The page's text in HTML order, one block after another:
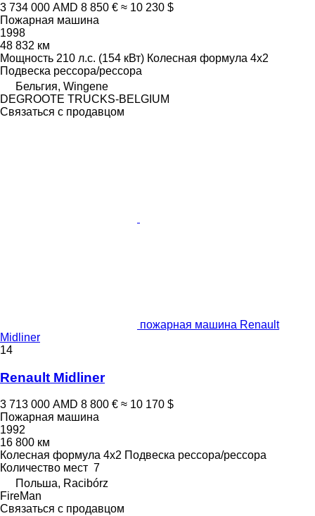
3 734 000 AMD 8 850 € ≈ 10 230 $
Пожарная машина
1998
48 832 км
Мощность 210 л.с. (154 кВт) Колесная формула 4x2
Подвеска рессора/рессора
Бельгия, Wingene
DEGROOTE TRUCKS-BELGIUM
Связаться с продавцом
пожарная машина Renault
Midliner
14
Renault Midliner
3 713 000 AMD 8 800 € ≈ 10 170 $
Пожарная машина
1992
16 800 км
Колесная формула 4x2 Подвеска рессора/рессора
Количество мест 7
Польша, Racibórz
FireMan
Связаться с продавцом